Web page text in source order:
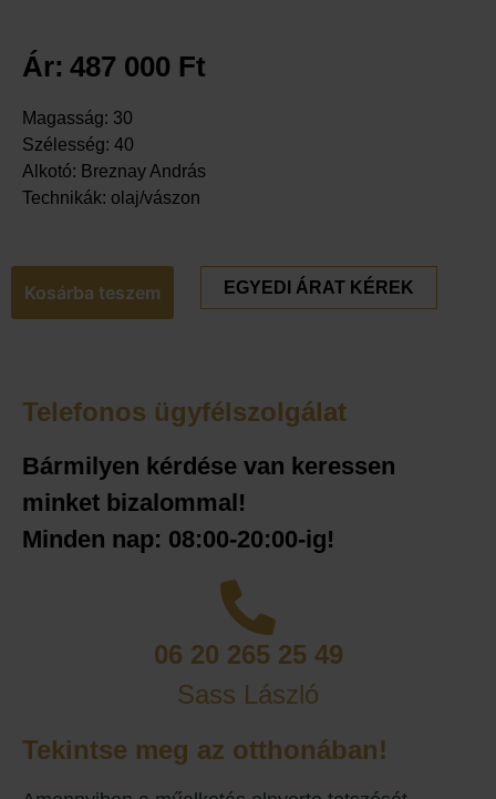
Ár: 487 000 Ft
Magasság: 30
Szélesség: 40
Alkotó: Breznay András
Technikák: olaj/vászon
Kosárba teszem EGYEDI ÁRAT KÉREK
Telefonos ügyfélszolgálat
Bármilyen kérdése van keressen
minket bizalommal!
Minden nap: 08:00-20:00-ig!
06 20 265 25 49
Sass László
Tekintse meg az otthonában!